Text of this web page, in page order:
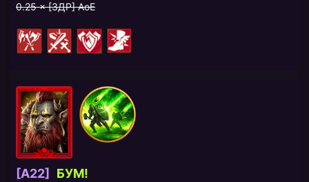
0.25 × [ЗДР] AoE
[A22] БУМ!